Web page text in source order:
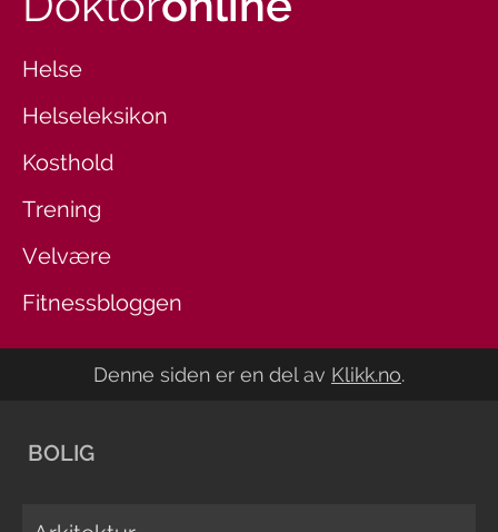
Helse
Helseleksikon
Kosthold
Trening
Velvære
Fitnessbloggen
Denne siden er en del av Klikk.no.
BOLIG